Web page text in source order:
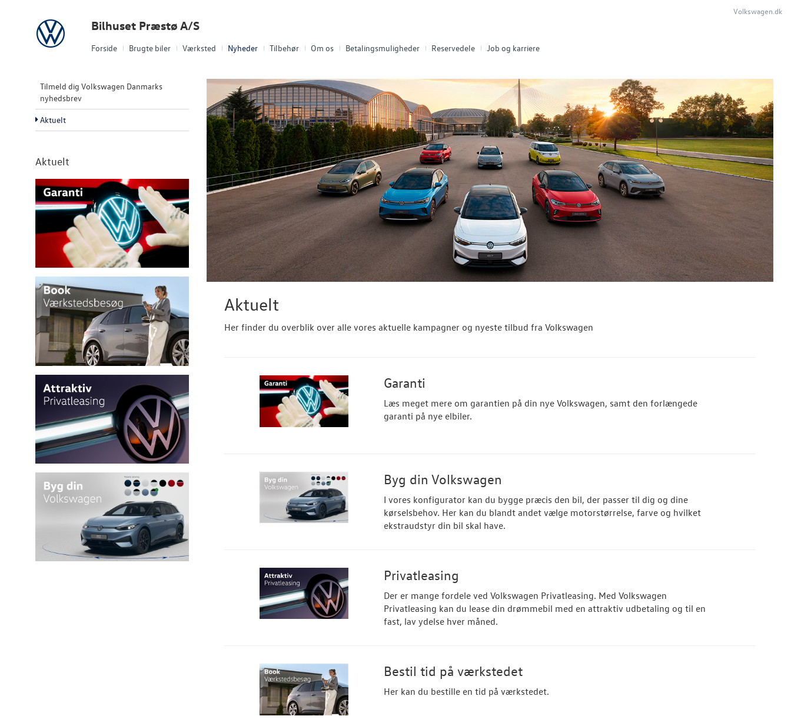
Forside Brugte biler Værksted Nyheder Tilbehør Om os Betalingsmuligheder Reservedele Job og karriere
Volkswagen Bilhuset Præstø A/S
Volkswagen.dk
Tilmeld dig Volkswagen Danmarks
nyhedsbrev
Aktuelt
Aktuelt
Aktuelt
Her finder du overblik over alle vores aktuelle kampagner og nyeste tilbud fra Volkswagen
Garanti
Læs meget mere om garantien på din nye Volkswagen, samt den forlængede
garanti på nye elbiler.
Byg din Volkswagen
I vores konfigurator kan du bygge præcis den bil, der passer til dig og dine
kørselsbehov. Her kan du blandt andet vælge motorstørrelse, farve og hvilket
ekstraudstyr din bil skal have.
Privatleasing
Der er mange fordele ved Volkswagen Privatleasing. Med Volkswagen
Privatleasing kan du lease din drømmebil med en attraktiv udbetaling og til en
fast, lav ydelse hver måned.
Bestil tid på værkstedet
Her kan du bestille en tid på værkstedet.